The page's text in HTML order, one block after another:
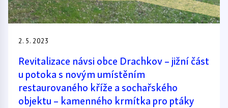
2. 5. 2023
Revitalizace návsi obce Drachkov – jižní část
u potoka s novým umístěním
restaurovaného kříže a sochařského
objektu – kamenného krmítka pro ptáky